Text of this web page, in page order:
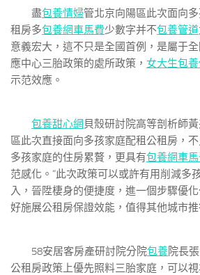
盡包養情婦管北京向陽區此次面向
租房多包養網車馬費少數字并不包養管道
意義宏大，這不只是全國首例，是屬于
應中心三胎政策的處所政策， 女大生包
示范效應。
包養甜心網 貝殼研討院高等剖析師
區此次直接面向多孩家庭配租公租房，
多孩家庭的住房累贅，更具有包養網車
范感化。“此次政策可以或許有用削減多
入，晉陞棲身的便捷度，進一個步驟優
好施展公租房保證效能，值得其他城市推
58安居客房產研討院分院包養院長
公租房政策上優先照料三胎家庭，可以